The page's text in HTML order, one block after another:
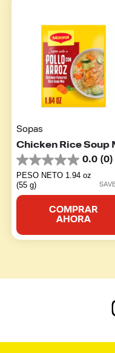
Sopas
Chicken Rice Soup
0.0 (0)
0.0
de
5
estrellas.
PESO NETO 1.94 oz
(55 g)
COMPRAR
AHORA